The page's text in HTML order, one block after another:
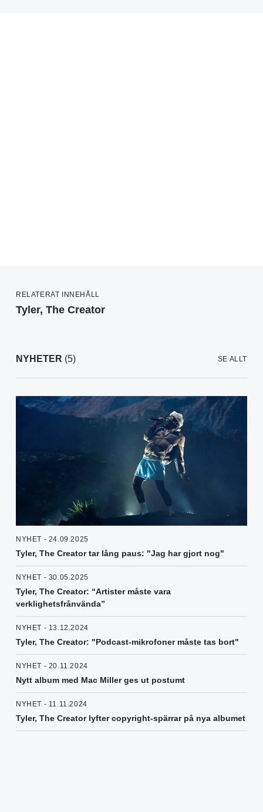
RELATERAT INNEHÅLL
Tyler, The Creator
NYHETER (5) SE ALLT
NYHET - 24.09.2025
Tyler, The Creator tar lång paus: "Jag har gjort nog"
NYHET - 30.05.2025
Tyler, The Creator: “Artister måste vara
verklighetsfrånvända”
NYHET - 13.12.2024
Tyler, The Creator: "Podcast-mikrofoner måste tas bort"
NYHET - 20.11.2024
Nytt album med Mac Miller ges ut postumt
NYHET - 11.11.2024
Tyler, The Creator lyfter copyright-spärrar på nya albumet